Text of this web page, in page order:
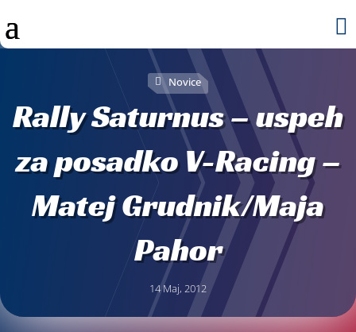

Novice
Rally Saturnus – uspeh
za posadko V-Racing –
Matej Grudnik/Maja
Pahor
14 Maj, 2012